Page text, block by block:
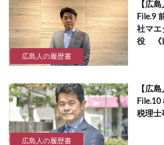
広島人の履歴書
【広
File.9
社マエ
役 《
広島人の履歴書
【広
税理士